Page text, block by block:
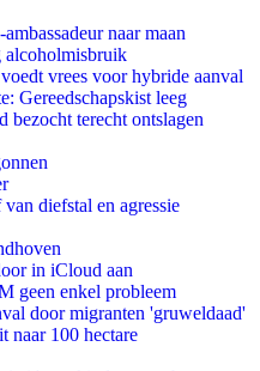
naar maan
alcoholmisbruik
vrees voor hybride aanval
Gereedschapskist leeg
bezocht terecht ontslagen
diefstal en agressie
in iCloud aan
geen enkel probleem
door migranten 'gruweldaad'
naar 100 hectare